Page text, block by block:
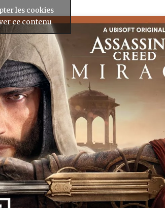
les cookies
ce contenu